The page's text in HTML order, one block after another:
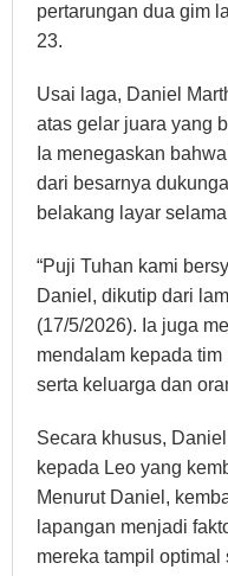
pertarungan dua gim
23.
Usai laga, Daniel
atas gelar juara yang
Ia menegaskan
dari besarnya
belakang layar
“Puji Tuhan kami
Daniel, dikutip dari
(17/5/2026). Ia juga
mendalam kepada
serta keluarga dan
Secara khusus,
kepada Leo yang
Menurut Daniel,
lapangan menjadi
mereka tampil